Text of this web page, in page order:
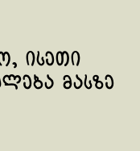
ისეთი
მასზე